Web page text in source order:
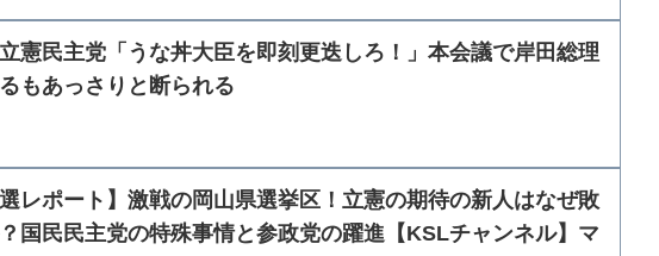
憲民主党「うな丼大臣を即刻更迭しろ！」本会議で岸田総理
もあっさりと断られる
選レポート】激戦の岡山県選挙区！立憲の期待の新人はなぜ敗
国民民主党の特殊事情と参政党の躍進【KSLチャンネル】マ